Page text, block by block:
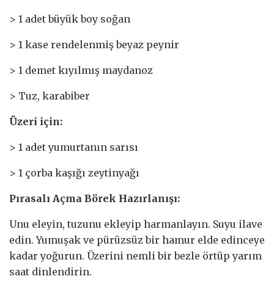
> 1 adet büyük boy soğan
> 1 kase rendelenmiş beyaz peynir
> 1 demet kıyılmış maydanoz
> Tuz, karabiber
Üzeri için:
> 1 adet yumurtanın sarısı
> 1 çorba kaşığı zeytinyağı
Pırasalı Açma Börek Hazırlanışı:
Unu eleyin, tuzunu ekleyip harmanlayın. Suyu ilave
edin. Yumuşak ve pürüzsüz bir hamur elde edinceye
kadar yoğurun. Üzerini nemli bir bezle örtüp yarım
saat dinlendirin.